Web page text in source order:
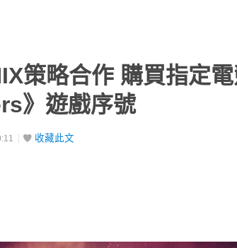
策略合作 購買指定
》遊戲序號
收藏此文